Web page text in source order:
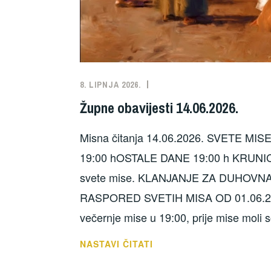
8. LIPNJA 2026.
Župne obavijesti 14.06.2026.
Misna čitanja 14.06.2026. SVETE
19:00 hOSTALE DANE 19:00 h
svete mise. KLANJANJE ZA
RASPORED SVETIH MISA OD
večernje mise u 19:00, prije mise moli
NASTAVI ČITATI